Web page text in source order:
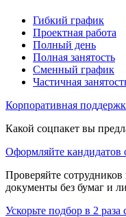
Гибкий график
Проектная работа
Полный день
Полная занятость
Сменный график
Частичная
Корпоративная
Какой соцпакет вы
Оформляйте кандидатов
Проверяйте
документы без бумаг и
Ускорьте подбор в 2 раза